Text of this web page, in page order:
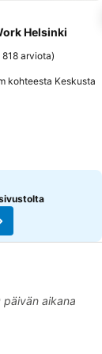
Helsinki
818 arviota)
kohteesta Keskusta
päivän aikana